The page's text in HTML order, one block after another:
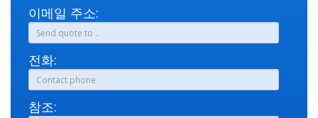
이메일 주소:
전화:
참조: